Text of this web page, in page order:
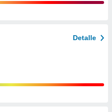
Detalle